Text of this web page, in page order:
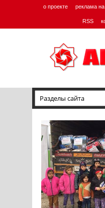
о проекте реклама
RSS